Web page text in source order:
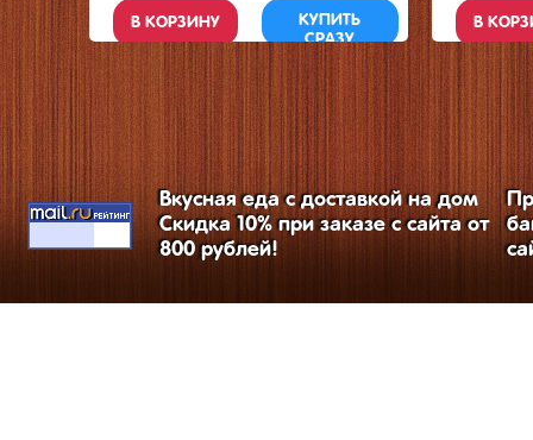
В КОРЗИНУ
КУПИТЬ
СРАЗУ
В
Вкусная еда с доставкой на дом
Скидка 10% при заказе с сайта от
800 рублей!